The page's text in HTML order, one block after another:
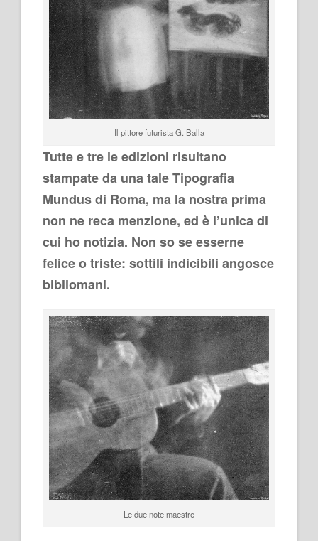
Il pittore futurista G. Balla
Tutte e tre le edizioni risultano
stampate da una tale Tipografia
Mundus di Roma, ma la nostra prima
non ne reca menzione, ed è l’unica di
cui ho notizia. Non so se esserne
felice o triste: sottili indicibili angosce
bibliomani.
Le due note maestre